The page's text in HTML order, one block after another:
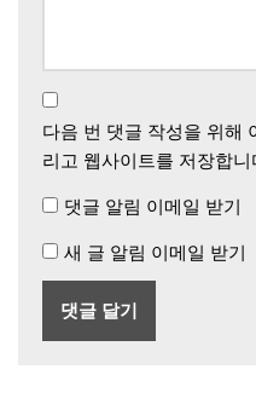
다음 번 댓글 작성을 위해
리고 웹사이트를 저장합니
댓글 알림 이메일 받기
새 글 알림 이메일 받기